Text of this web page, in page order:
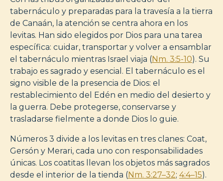
tabernáculo y preparadas para la travesía a la tierra
de Canaán, la atención se centra ahora en los
levitas. Han sido elegidos por Dios para una tarea
específica: cuidar, transportar y volver a ensamblar
el tabernáculo mientras Israel viaja (Nm. 3:5-10). Su
trabajo es sagrado y esencial. El tabernáculo es el
signo visible de la presencia de Dios: el
restablecimiento del Edén en medio del desierto y
la guerra. Debe protegerse, conservarse y
trasladarse fielmente a donde Dios lo guie.
Números 3 divide a los levitas en tres clanes: Coat,
Gersón y Merari, cada uno con responsabilidades
únicas. Los coatitas llevan los objetos más sagrados
desde el interior de la tienda (Nm. 3:27–32; 4:4–15).